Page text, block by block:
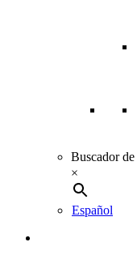
Buscador
×
Español